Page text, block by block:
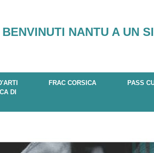
BENVINUTI NANTU A UN
DI
FRAC CORSICA PASS